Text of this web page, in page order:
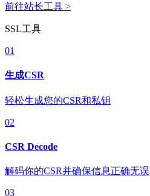
前往站长工具 >
SSL工具
01
生成CSR
轻松生成您的CSR和私钥
02
CSR Decode
解码你的CSR并确保信息正确无误
03